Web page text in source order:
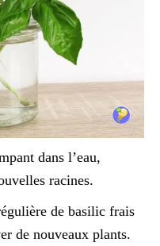
dans l’eau,
racines.
de basilic frais
de nouveaux plants.